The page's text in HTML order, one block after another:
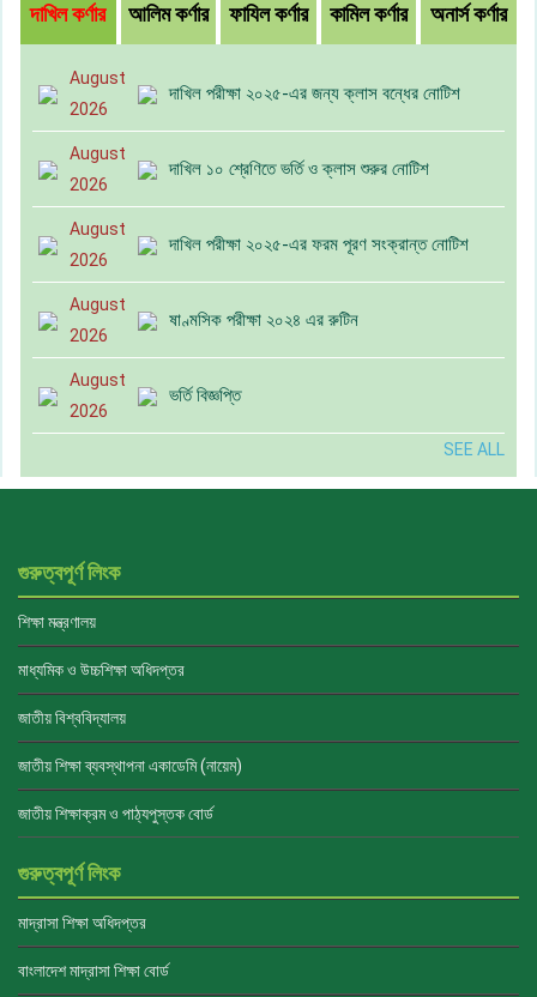
দাখিল কর্ণার আলিম কর্ণার ফাযিল কর্ণার কামিল কর্ণার অনার্স কর্ণার
August
2026
দাখিল পরীক্ষা ২০২৫-এর জন্য ক্লাস বন্ধের নোটিশ
August
2026
দাখিল ১০ শ্রেণিতে ভর্তি ও ক্লাস শুরুর নোটিশ
August
2026
দাখিল পরীক্ষা ২০২৫-এর ফরম পূরণ সংক্রান্ত নোটিশ
August
2026
ষাণ্মসিক পরীক্ষা ২০২৪ এর রুটিন
August
2026
ভর্তি বিজ্ঞপ্তি
SEE ALL
গুরুত্বপূর্ণ লিংক
শিক্ষা মন্ত্রণালয়
মাধ্যমিক ও উচ্চশিক্ষা অধিদপ্তর
জাতীয় বিশ্ববিদ্যালয়
জাতীয় শিক্ষা ব্যবস্থাপনা একাডেমি (নায়েম)
জাতীয় শিক্ষাক্রম ও পাঠ্যপুস্তক বোর্ড
গুরুত্বপূর্ণ লিংক
মাদ্রাসা শিক্ষা অধিদপ্তর
বাংলাদেশ মাদ্রাসা শিক্ষা বোর্ড